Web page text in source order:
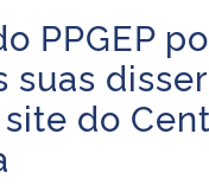
e Abastecimento
PPGEP
suas
do